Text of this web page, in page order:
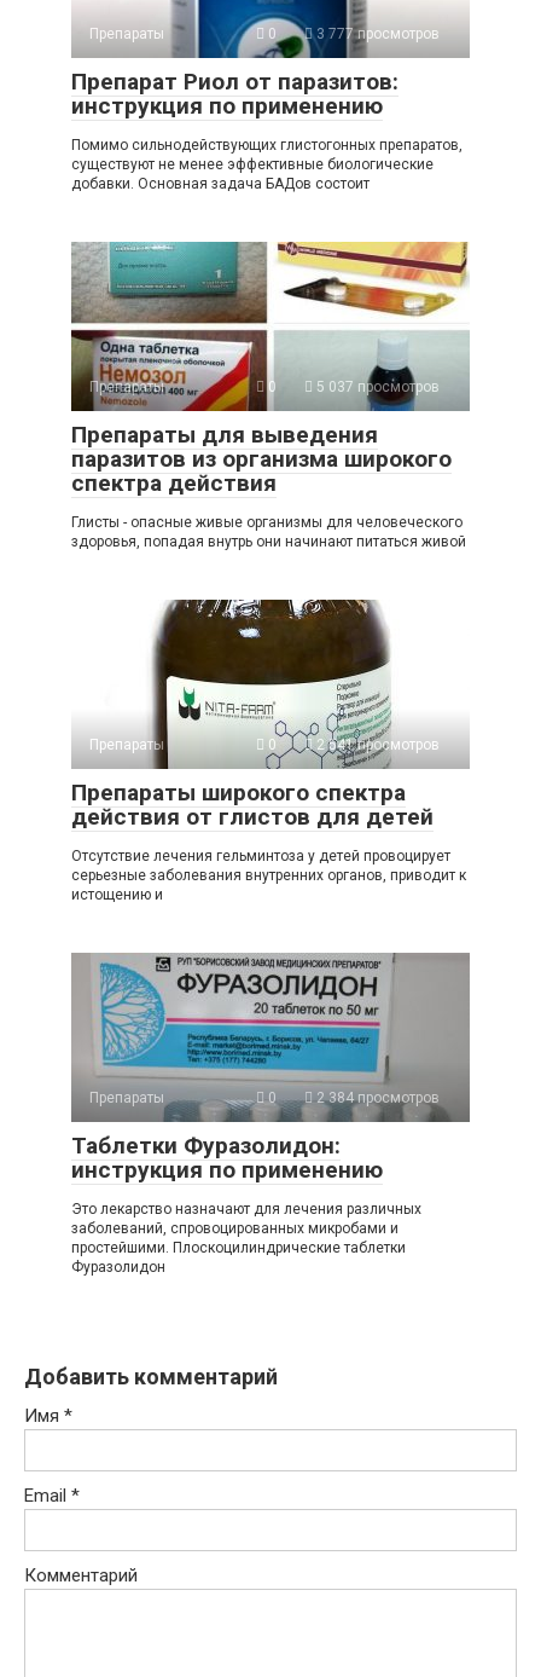
Препараты 0 3 777 просмотров
Препарат Риол от паразитов:
инструкция по применению
Помимо сильнодействующих глистогонных препаратов,
существуют не менее эффективные биологические
добавки. Основная задача БАДов состоит
Препараты 0 5 037 просмотров
Препараты для выведения
паразитов из организма широкого
спектра действия
Глисты - опасные живые организмы для человеческого
здоровья, попадая внутрь они начинают питаться живой
Препараты 0 2 541 просмотров
Препараты широкого спектра
действия от глистов для детей
Отсутствие лечения гельминтоза у детей провоцирует
серьезные заболевания внутренних органов, приводит к
истощению и
Препараты 0 2 384 просмотров
Таблетки Фуразолидон:
инструкция по применению
Это лекарство назначают для лечения различных
заболеваний, спровоцированных микробами и
простейшими. Плоскоцилиндрические таблетки
Фуразолидон
Добавить комментарий
Имя *
Email *
Комментарий